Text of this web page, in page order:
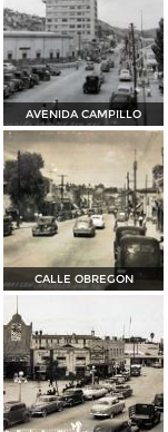
AVENIDA CAMPILLO
CALLE OBREGON